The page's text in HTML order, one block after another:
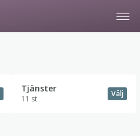
Tjänster
11 st
Välj